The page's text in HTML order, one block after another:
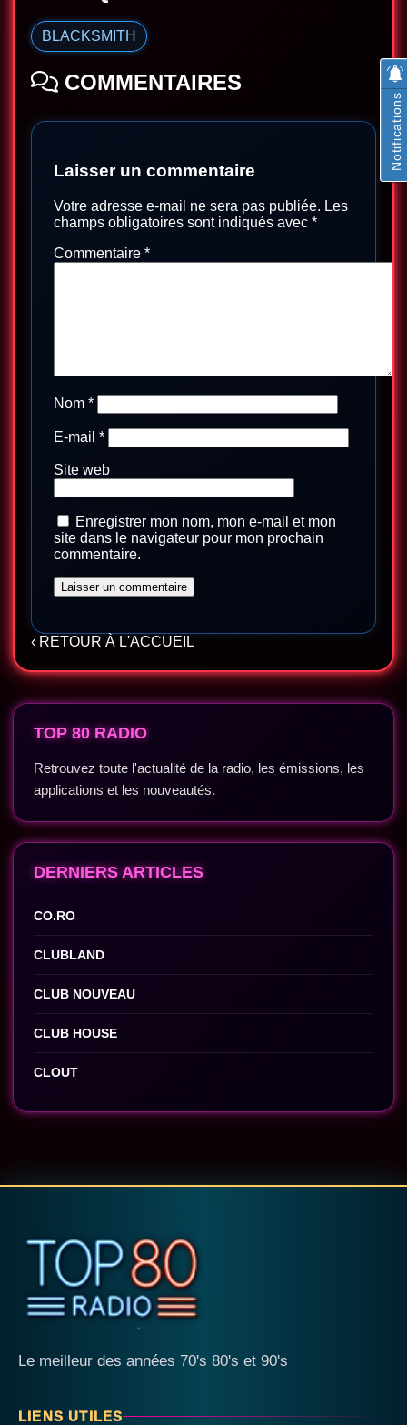
BLACKSMITH
COMMENTAIRES
Laisser un commentaire
Votre adresse e-mail ne sera pas publiée. Les
champs obligatoires sont indiqués avec *
Commentaire *
Nom *
E-mail *
Site web
Enregistrer mon nom, mon e-mail et mon
site dans le navigateur pour mon prochain
commentaire.
‹ RETOUR À L'ACCUEIL
TOP 80 RADIO
Retrouvez toute l'actualité de la radio, les émissions, les
applications et les nouveautés.
DERNIERS ARTICLES
CO.RO
CLUBLAND
CLUB NOUVEAU
CLUB HOUSE
CLOUT
Le meilleur des années 70's 80's et 90's
LIENS UTILES
Notifications